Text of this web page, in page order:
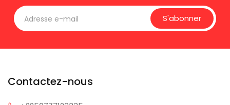
S'abonner
Contactez-nous